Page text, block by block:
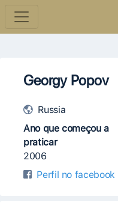
Georgy Popov
Russia
Ano que começou a
praticar
2006
Perfil no facebook